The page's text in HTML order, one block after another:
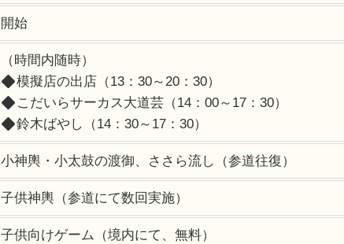
開始
（時間内随時）
模擬店の出店（13：30～20：30）
こだいらサーカス大道芸（14：00～17：30）
鈴木ばやし（14：30～17：30）
小神輿・小太鼓の渡御、ささら流し（参道往復）
子供神輿（参道にて数回実施）
子供向けゲーム（境内にて、無料）